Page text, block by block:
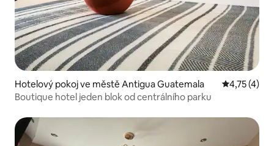
Hotelový pokoj ve městě Antigua Guatemala Průměrné
4,75 (4)
Boutique hotel jeden blok od centrálního parku